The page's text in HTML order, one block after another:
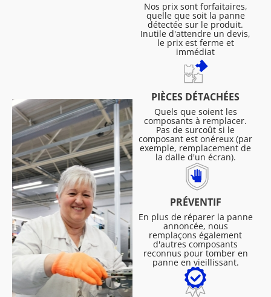
Nos prix sont forfaitaires,
quelle que soit la panne
détectée sur le produit.
Inutile d'attendre un devis,
le prix est ferme et
immédiat
PIÈCES DÉTACHÉES
Quels que soient les
composants à remplacer.
Pas de surcoût si le
composant est onéreux (par
exemple, remplacement de
la dalle d'un écran).
PRÉVENTIF
En plus de réparer la panne
annoncée, nous
remplaçons également
d'autres composants
reconnus pour tomber en
panne en vieillissant.